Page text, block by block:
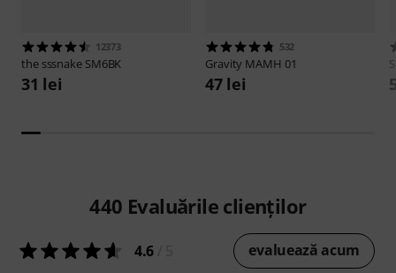
12373
the sssnake SM6BK
31 lei
532
Gravity MAMH 01
47 lei
440 Evaluările clienților
4.6 evaluează acum